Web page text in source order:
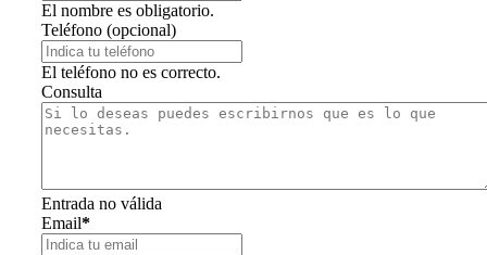
El nombre es obligatorio.
Teléfono (opcional)
El teléfono no es correcto.
Consulta
Entrada no válida
Email*